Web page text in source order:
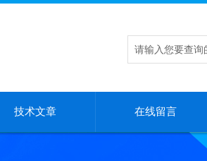
技术文章 在线留言